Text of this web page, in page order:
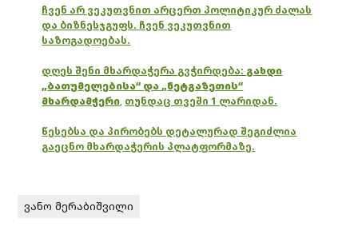
ჩვენ არ ვეკუთვნით არცერთ პოლიტიკურ ძალას
და ბიზნესჯგუფს. ჩვენ ვეკუთვნით
საზოგადოებას.
დღეს შენი მხარდაჭერა გვჭირდება: გახდი
„ბათუმელებისა“ და „ნეტგაზეთის“
მხარდამჭერი, თუნდაც თვეში 1 ლარიდან.
წესებსა და პირობებს დეტალურად შეგიძლია
გაეცნო მხარდაჭერის პლატფორმაზე.
ვანო მერაბიშვილი